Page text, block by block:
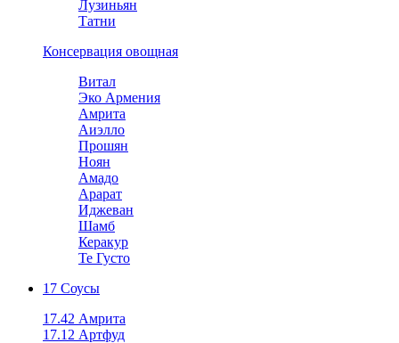
Лузиньян
Татни
Консервация овощная
Витал
Эко Армения
Амрита
Аиэлло
Прошян
Ноян
Амадо
Арарат
Иджеван
Шамб
Керакур
Те Густо
17 Соусы
17.42 Амрита
17.12 Артфуд